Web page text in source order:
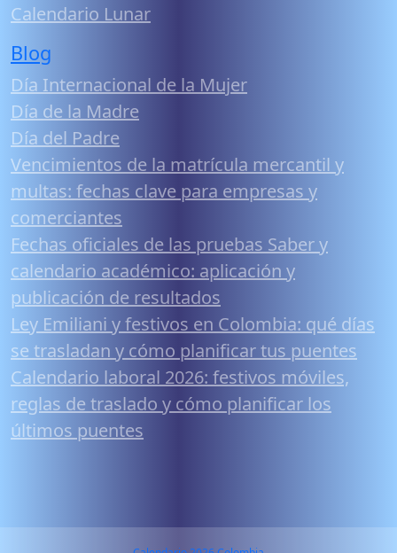
Calendario Lunar
Blog
Día Internacional de la Mujer
Día de la Madre
Día del Padre
Vencimientos de la matrícula mercantil y
multas: fechas clave para empresas y
comerciantes
Fechas oficiales de las pruebas Saber y
calendario académico: aplicación y
publicación de resultados
Ley Emiliani y festivos en Colombia: qué días
se trasladan y cómo planificar tus puentes
Calendario laboral 2026: festivos móviles,
reglas de traslado y cómo planificar los
últimos puentes